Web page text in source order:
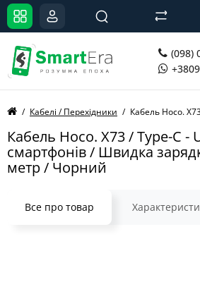
(098)
Кабелі / Перехідники Кабель Hoco.
Кабель Hoco. X73 / Type-C -
смартфонів / Швидка
метр / Чорний
Все про товар